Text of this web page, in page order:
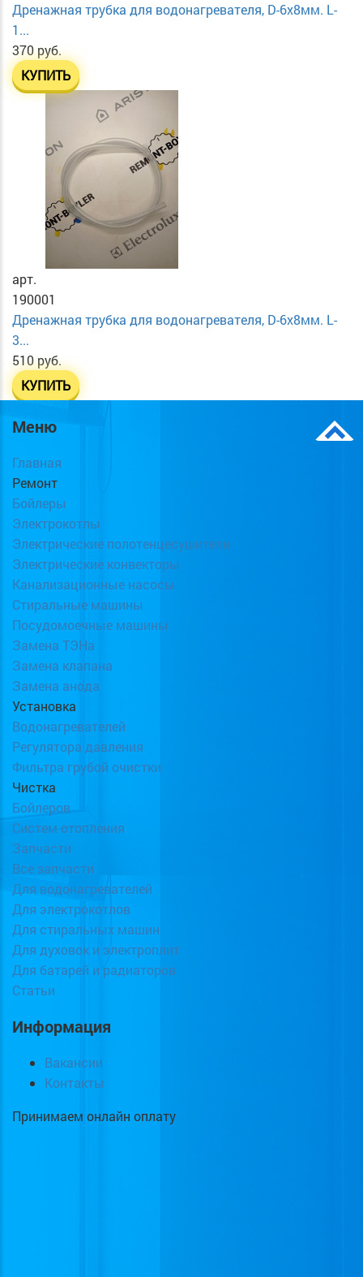
Дренажная трубка для водонагревателя, D-6х8мм. L-
1...
370 руб.
КУПИТЬ
арт.
190001
Дренажная трубка для водонагревателя, D-6х8мм. L-
3...
510 руб.
КУПИТЬ
Меню
Главная
Ремонт
Бойлеры
Электрокотлы
Электрические полотенцесушители
Электрические конвекторы
Канализационные насосы
Стиральные машины
Посудомоечные машины
Замена ТЭНа
Замена клапана
Замена анода
Установка
Водонагревателей
Регулятора давления
Фильтра грубой очистки
Чистка
Бойлеров
Систем отопления
Запчасти
Все запчасти
Для водонагревателей
Для электрокотлов
Для стиральных машин
Для духовок и электроплит
Для батарей и радиаторов
Статьи
Информация
Вакансии
Контакты
Принимаем онлайн оплату